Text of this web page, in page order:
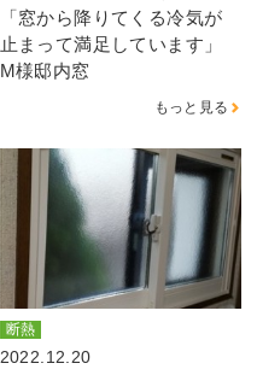
「窓から降りてくる冷気が
止まって満足しています」
M様邸内窓
もっと見る
断熱
2022.12.20